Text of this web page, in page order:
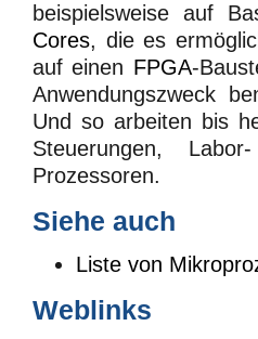
beispielsweise auf
Cores, die es
auf einen FPGA-
Anwendungszweck
Und so arbeiten bis
Steuerungen,
Prozessoren.
Siehe auch
Liste von
Weblinks